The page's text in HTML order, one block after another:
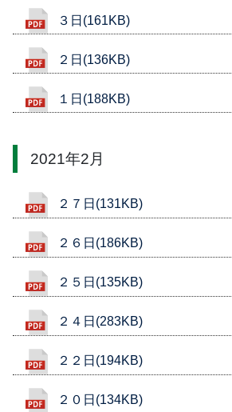
３日(161KB)
２日(136KB)
１日(188KB)
2021年2月
２７日(131KB)
２６日(186KB)
２５日(135KB)
２４日(283KB)
２２日(194KB)
２０日(134KB)